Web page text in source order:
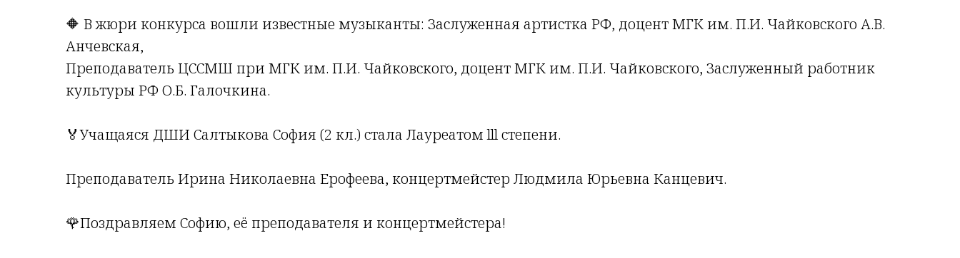
🔶 В жюри конкурса вошли известные музыканты: Заслуженная артистка РФ, доцент МГК им. П.И. Чайковского А.В.
Анчевская,
Преподаватель ЦССМШ при МГК им. П.И. Чайковского, доцент МГК им. П.И. Чайковского, Заслуженный работник
культуры РФ О.Б. Галочкина.
🏅Учащаяся ДШИ Салтыкова София (2 кл.) стала Лауреатом lll степени.
Преподаватель Ирина Николаевна Ерофеева, концертмейстер Людмила Юрьевна Канцевич.
🌹Поздравляем Софию, еë преподавателя и концертмейстера!